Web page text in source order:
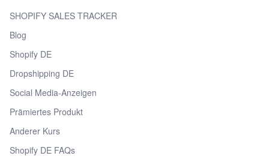
SHOPIFY SALES TRACKER
Blog
Shopify DE
Dropshipping DE
Social Media-Anzeigen
Prämiertes Produkt
Anderer Kurs
Shopify DE FAQs